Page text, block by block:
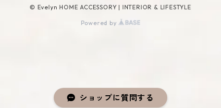
ショップに質問する
Incense Accessory
© Evelyn HOME ACCESSORY | INTERIOR & LIFESTYLE
Powered by